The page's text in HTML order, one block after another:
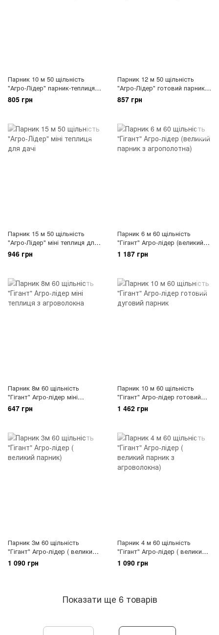
Парник 10 м 50 щільність
"Агро-Лідер" парник-теплиця з
спанбонду
805 грн
Парник 12 м 50 щільність
"Агро-Лідер" готовий парник з
білого агроволокна
857 грн
Парник 15 м 50 щільність
"Агро-Лідер" міні теплиця для
дачі
946 грн
Парник 6 м 60 щільність
"Гігант" Агро-лідер (великий
парник з агрополотна)
1 187 грн
Парник 8м 60 щільність
"Гігант" Агро-лідер міні
теплиця з агроволокна
647 грн
Парник 10 м 60 щільність
"Гігант" Агро-лідер готовий
дуговий парник
1 462 грн
Парник 3м 60 щільність
"Гігант" Агро-лідер ( великий
парник)
1 090 грн
Парник 4 м 60 щільність
"Гігант" Агро-лідер ( великий
парник з агроволокна)
1 090 грн
Показати ще 6 товарів